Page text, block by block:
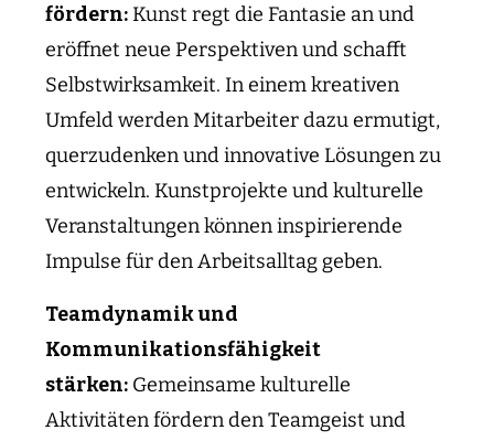
fördern:Kunst regt die Fantasie an und
eröffnet neue Perspektiven und schafft
Selbstwirksamkeit. In einem kreativen
Umfeld werden Mitarbeiter dazu ermutigt,
querzudenken und innovative Lösungen zu
entwickeln. Kunstprojekte und kulturelle
Veranstaltungen können inspirierende
Impulse für den Arbeitsalltag geben.
Teamdynamik und
Kommunikationsfähigkeit
stärken: Gemeinsame kulturelle
Aktivitäten fördern den Teamgeist und